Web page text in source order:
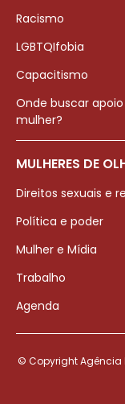
Racismo
LGBTQIfobia
Capacitismo
Onde buscar
mulher?
MULHERES DE
Direitos sexuais e
Política e poder
Mulher e Mídia
Trabalho
Agenda
© Copyright Agência